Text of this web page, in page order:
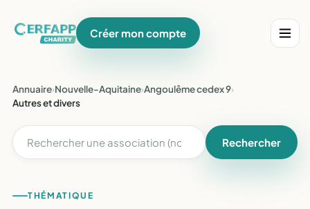
Créer mon compte
Annuaire›Nouvelle-Aquitaine›Angoulême cedex 9›
Autres et divers
Rechercher
THÉMATIQUE